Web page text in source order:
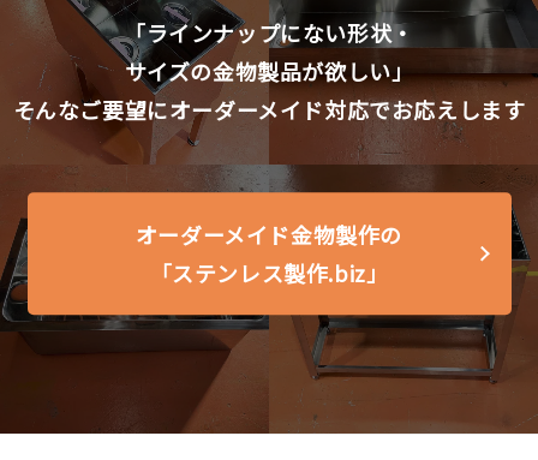
「ラインナップにない形状・
サイズの金物製品が欲しい」
そんなご要望にオーダーメイド対応でお応えします
オーダーメイド金物製作の
「ステンレス製作.biz」